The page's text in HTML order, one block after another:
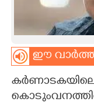
ASTRO
CARTOONS
ഈ വാർത്ത
കർണാടകയിലെ